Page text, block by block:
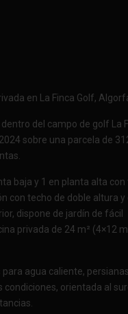
en La Finca Golf,
del campo de golf La
sobre una parcela de
baja y 1 en planta alta
con techo de doble altura y
dispone de jardín de fácil
privada de 24 m² (4×12
agua caliente,
orientada al